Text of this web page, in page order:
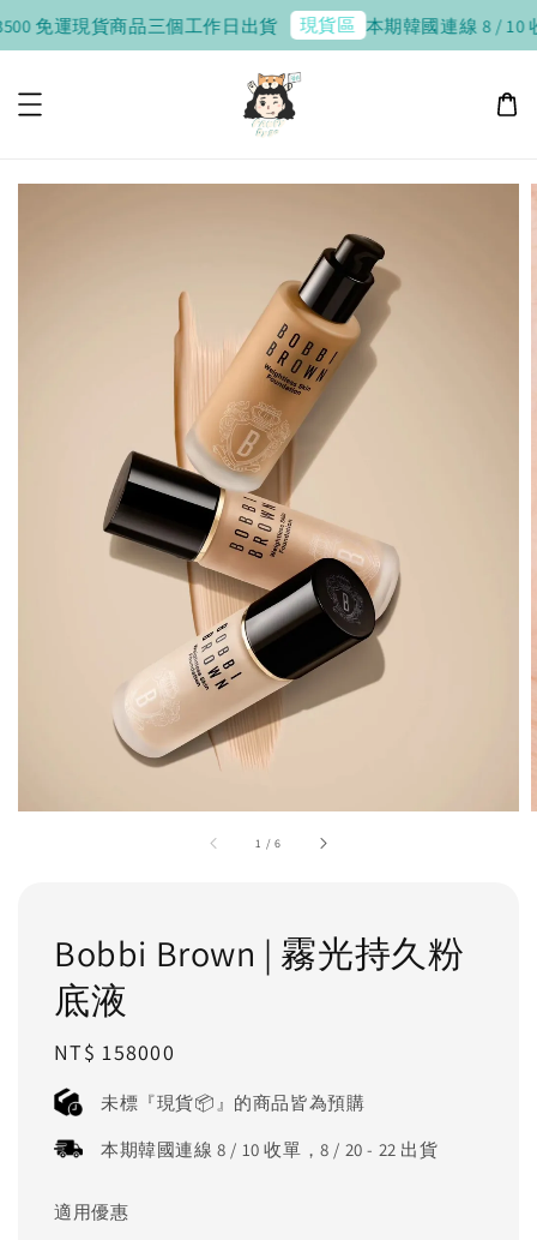
運 現貨商品三個工作日出貨 現貨區 本期韓國連線 8 / 10 收單
1 /6
Bobbi Brown | 霧光持久粉
底液
Regular
price
NT$ 158000
未標『現貨📦』的商品皆為預購
本期韓國連線 8 / 10 收單，8 / 20 - 22 出貨
適用優惠